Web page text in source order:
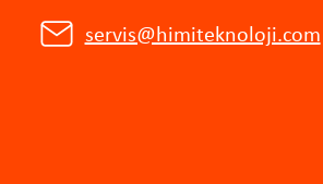
servis@himiteknoloji.com